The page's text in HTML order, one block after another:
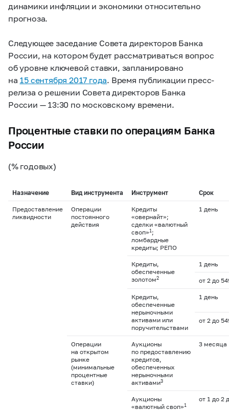
динамики инфляции и экономики относительно
прогноза.
Следующее заседание Совета директоров Банка
России, на котором будет рассматриваться вопрос
об уровне ключевой ставки, запланировано
на 15 сентября 2017 года. Время публикации пресс-
релиза о решении Совета директоров Банка
России — 13:30 по московскому времени.
Процентные ставки по операциям Банка
России
(% годовых)
Назначение Вид инструмента Инструмент Срок
Предоставление
ликвидности
Операции
постоянного
действия
Кредиты
«овернайт»;
сделки «валютный
своп»1;
ломбардные
кредиты; РЕПО
1 день
Кредиты,
обеспеченные
золотом2
1 день
от 2 до
Кредиты,
обеспеченные
нерыночными
активами или
поручительствами
1 день
от 2 до
Операции
на открытом
рынке
(минимальные
процентные
ставки)
Аукционы
по предоставлению
кредитов,
обеспеченных
нерыночными
активами3
3 месяца
Аукционы
«валютный своп»1
от 1 до 2